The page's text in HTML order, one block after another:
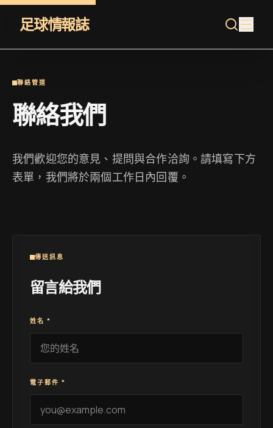
足球情報誌
聯絡管道
聯絡我們
我們歡迎您的意見、提問與合作洽詢。請填寫下方
表單，我們將於兩個工作日內回覆。
傳送訊息
留言給我們
姓名 *
電子郵件 *